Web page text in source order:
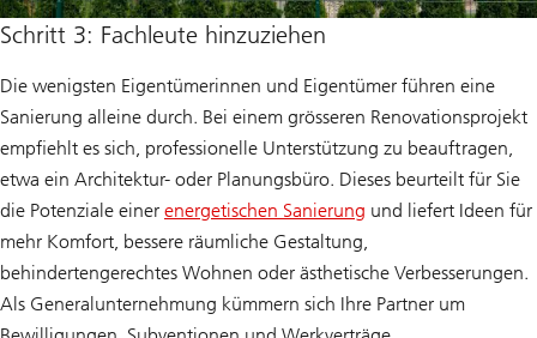
Schritt 3: Fachleute hinzuziehen
Die wenigsten Eigentümerinnen und Eigentümer führen eine
Sanierung alleine durch. Bei einem grösseren Renovationsprojekt
empfiehlt es sich, professionelle Unterstützung zu beauftragen,
etwa ein Architektur- oder Planungsbüro. Dieses beurteilt für Sie
die Potenziale einer energetischen Sanierung und liefert Ideen für
mehr Komfort, bessere räumliche Gestaltung,
behindertengerechtes Wohnen oder ästhetische Verbesserungen.
Als Generalunternehmung kümmern sich Ihre Partner um